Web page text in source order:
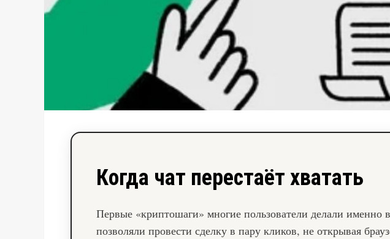
Когда чат перестаёт хватать
Первые «криптошаги» многие пользователи делали именно
позволяли провести сделку в пару кликов, не открывая